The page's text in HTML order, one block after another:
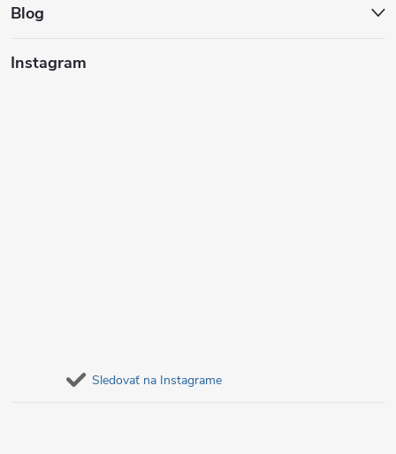
Blog
Instagram
Sledovať na Instagrame